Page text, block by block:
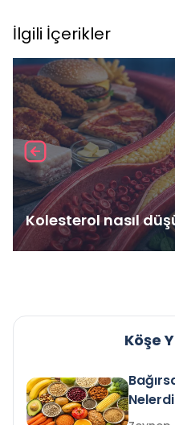
İlgili İçerikler
Kolesterol nasıl
Köşe